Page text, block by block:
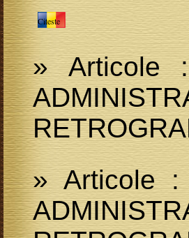
Citeste
» Articole :
» Articole :